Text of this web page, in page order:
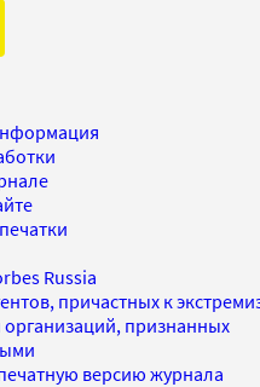
Russia
причастных к
организаций, признанных
версию журнала